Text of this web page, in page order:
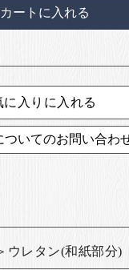
カートに入れる
に入りに入れる
ついてのお問い合わ
ウレタン(和紙部分